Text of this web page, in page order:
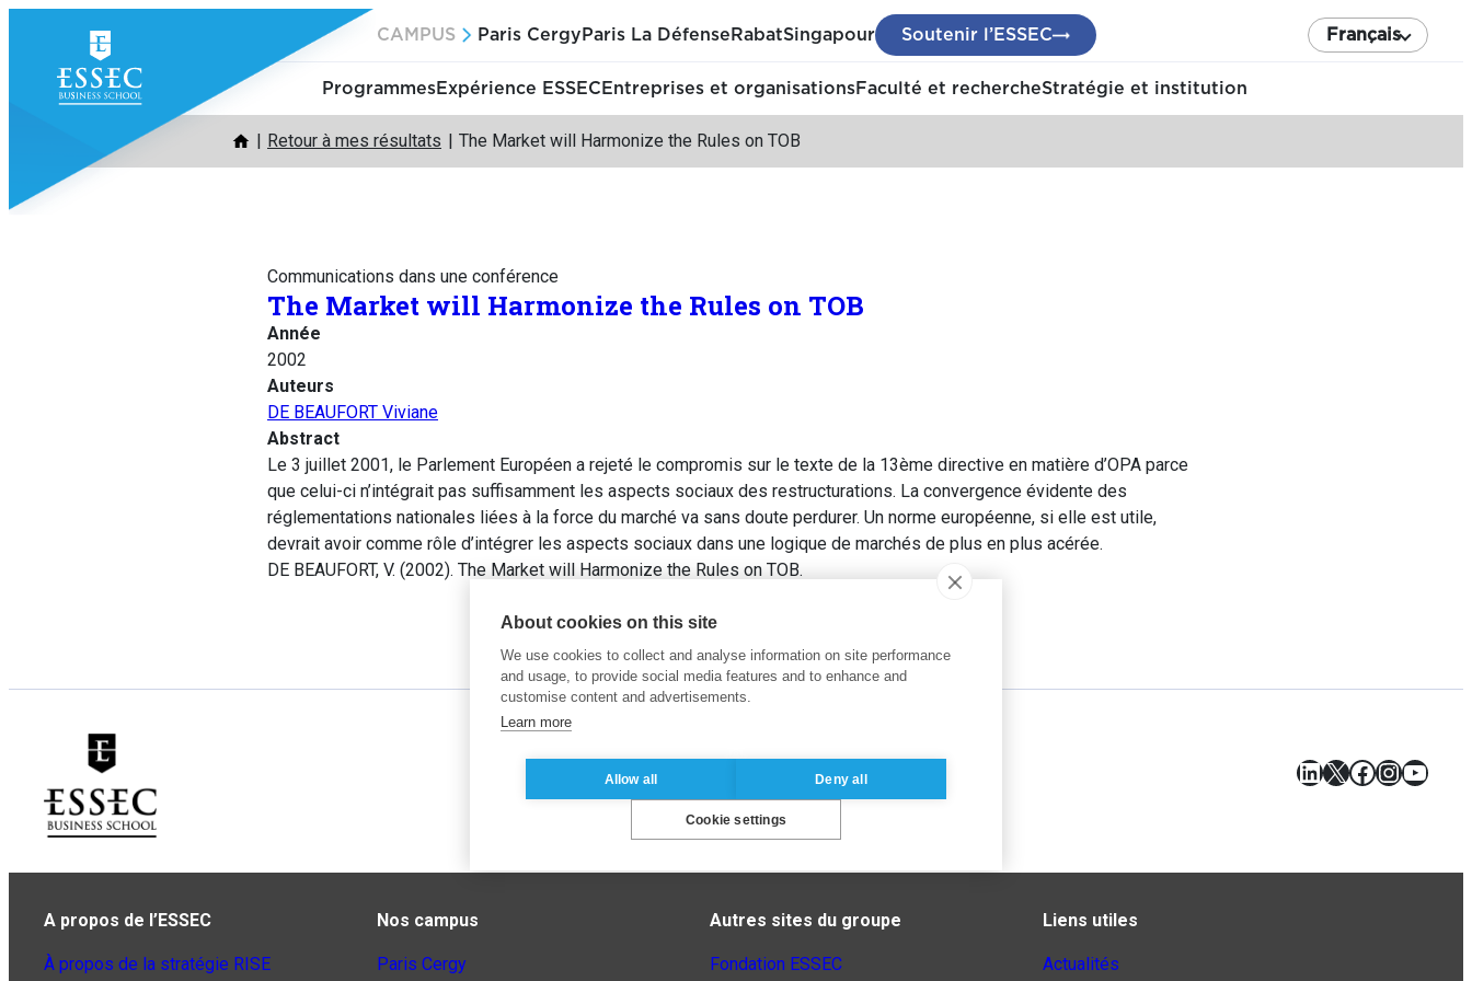
contenu
CAMPUS Paris Cergy Paris La Défense RabatSingapour Soutenir l’ESSEC Français
ProgrammesExpérience ESSEC Entreprises et organisationsFaculté et rechercheStratégie et institution
Retour à mes résultats The Market will Harmonize the Rules on TOB
Communications dans une conférence
The Market will Harmonize the Rules on TOB
Année
2002
Auteurs
DE BEAUFORT Viviane
Abstract
Le 3 juillet 2001, le Parlement Européen a rejeté le compromis sur le texte de la 13ème directive en matière d’OPA parce
que celui-ci n’intégrait pas suffisamment les aspects sociaux des restructurations. La convergence évidente des
réglementations nationales liées à la force du marché va sans doute perdurer. Un norme européenne, si elle est utile,
devrait avoir comme rôle d’intégrer les aspects sociaux dans une logique de marchés de plus en plus acérée.
DE BEAUFORT, V. (2002). The Market will Harmonize the Rules on TOB.
LinkedIn
X Facebook
A propos de l’ESSEC
À propos de la stratégie RISE
Nos campus
Paris Cergy
Autres sites du groupe
Fondation ESSEC
Liens utiles
Actualités
About cookies on this site
We use cookies to collect and analyse information on site performance
and usage, to provide social media features and to enhance and
customise content and advertisements.
Learn more
Allow all Deny all
Cookie settings